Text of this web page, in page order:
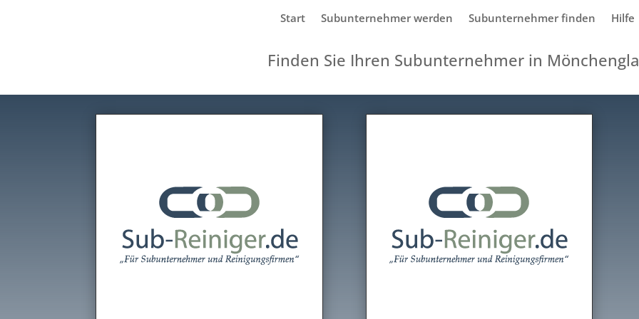
Start Subunternehmer werden Subunternehmer finden Hilfe
Finden Sie Ihren Subunternehmer in